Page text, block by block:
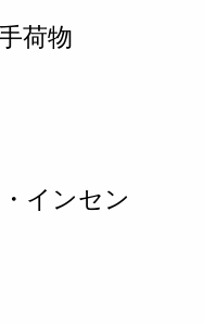
荷物
インセン